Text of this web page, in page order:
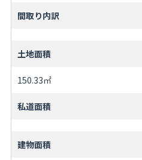
間取り内訳
土地面積
150.33㎡
私道面積
建物面積